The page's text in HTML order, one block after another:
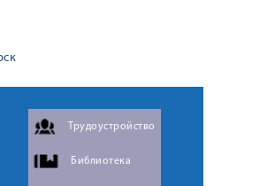
Трудоустройство
Библиотека